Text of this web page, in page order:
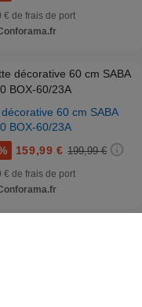
€ de frais de port
60 cm SABA
BOX-60/23A
159,99 € 199,99 €
€ de frais de port